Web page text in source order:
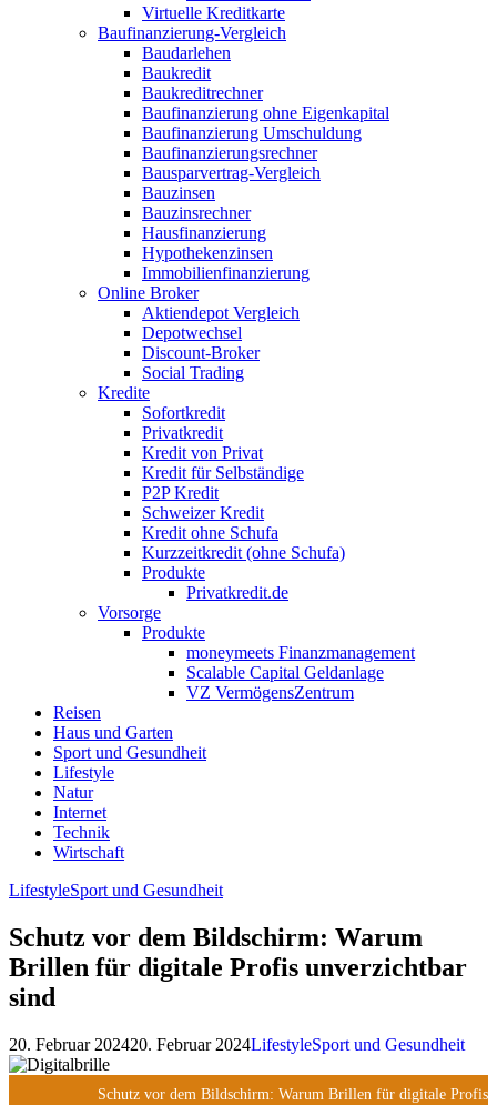
Virtuelle Kreditkarte
Baufinanzierung-Vergleich
Baudarlehen
Baukredit
Baukreditrechner
Baufinanzierung ohne Eigenkapital
Baufinanzierung Umschuldung
Baufinanzierungsrechner
Bausparvertrag-Vergleich
Bauzinsen
Bauzinsrechner
Hausfinanzierung
Hypothekenzinsen
Immobilienfinanzierung
Online Broker
Aktiendepot Vergleich
Depotwechsel
Discount-Broker
Social Trading
Kredite
Sofortkredit
Privatkredit
Kredit von Privat
Kredit für Selbständige
P2P Kredit
Schweizer Kredit
Kredit ohne Schufa
Kurzzeitkredit (ohne Schufa)
Produkte
Privatkredit.de
Vorsorge
Produkte
moneymeets Finanzmanagement
Scalable Capital Geldanlage
VZ VermögensZentrum
Reisen
Haus und Garten
Sport und Gesundheit
Lifestyle
Natur
Internet
Technik
Wirtschaft
LifestyleSport und Gesundheit
Schutz vor dem Bildschirm: Warum
Brillen für digitale Profis unverzichtbar
sind
20. Februar 202420. Februar 2024LifestyleSport und Gesundheit
Schutz vor dem Bildschirm: Warum Brillen für digitale Profis